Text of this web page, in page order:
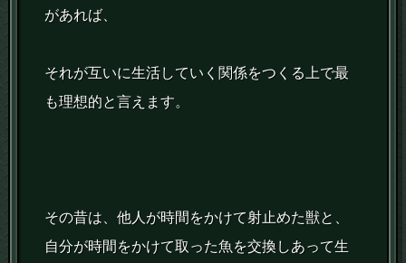
があれば、
それが互いに生活していく関係をつくる上で最
も理想的と言えます。
その昔は、他人が時間をかけて射止めた獣と、
自分が時間をかけて取った魚を交換しあって生